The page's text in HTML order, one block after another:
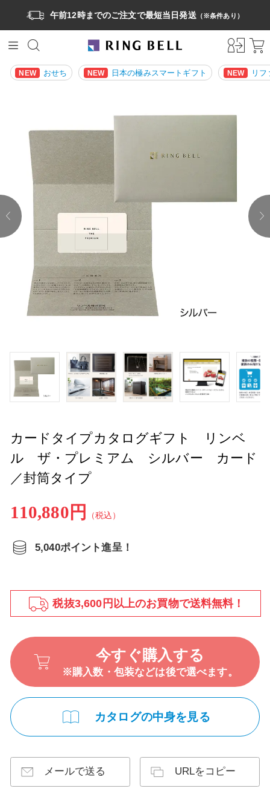
午前12時までのご注文で最短当日発送（※条件あり）
NEW おせち NEW 日本の極みスマートギフト NEW リ
prev
カードタイプカタログギフト リンベ
ル ザ・プレミアム シルバー カード
／封筒タイプ
110,880円 （税込）
5,040ポイント進呈！
税抜3,600円以上のお買物で送料無料！
今すぐ購入する
※購入数・包装などは後で選べます。
カタログの中身を見る
メールで送る URLをコピー